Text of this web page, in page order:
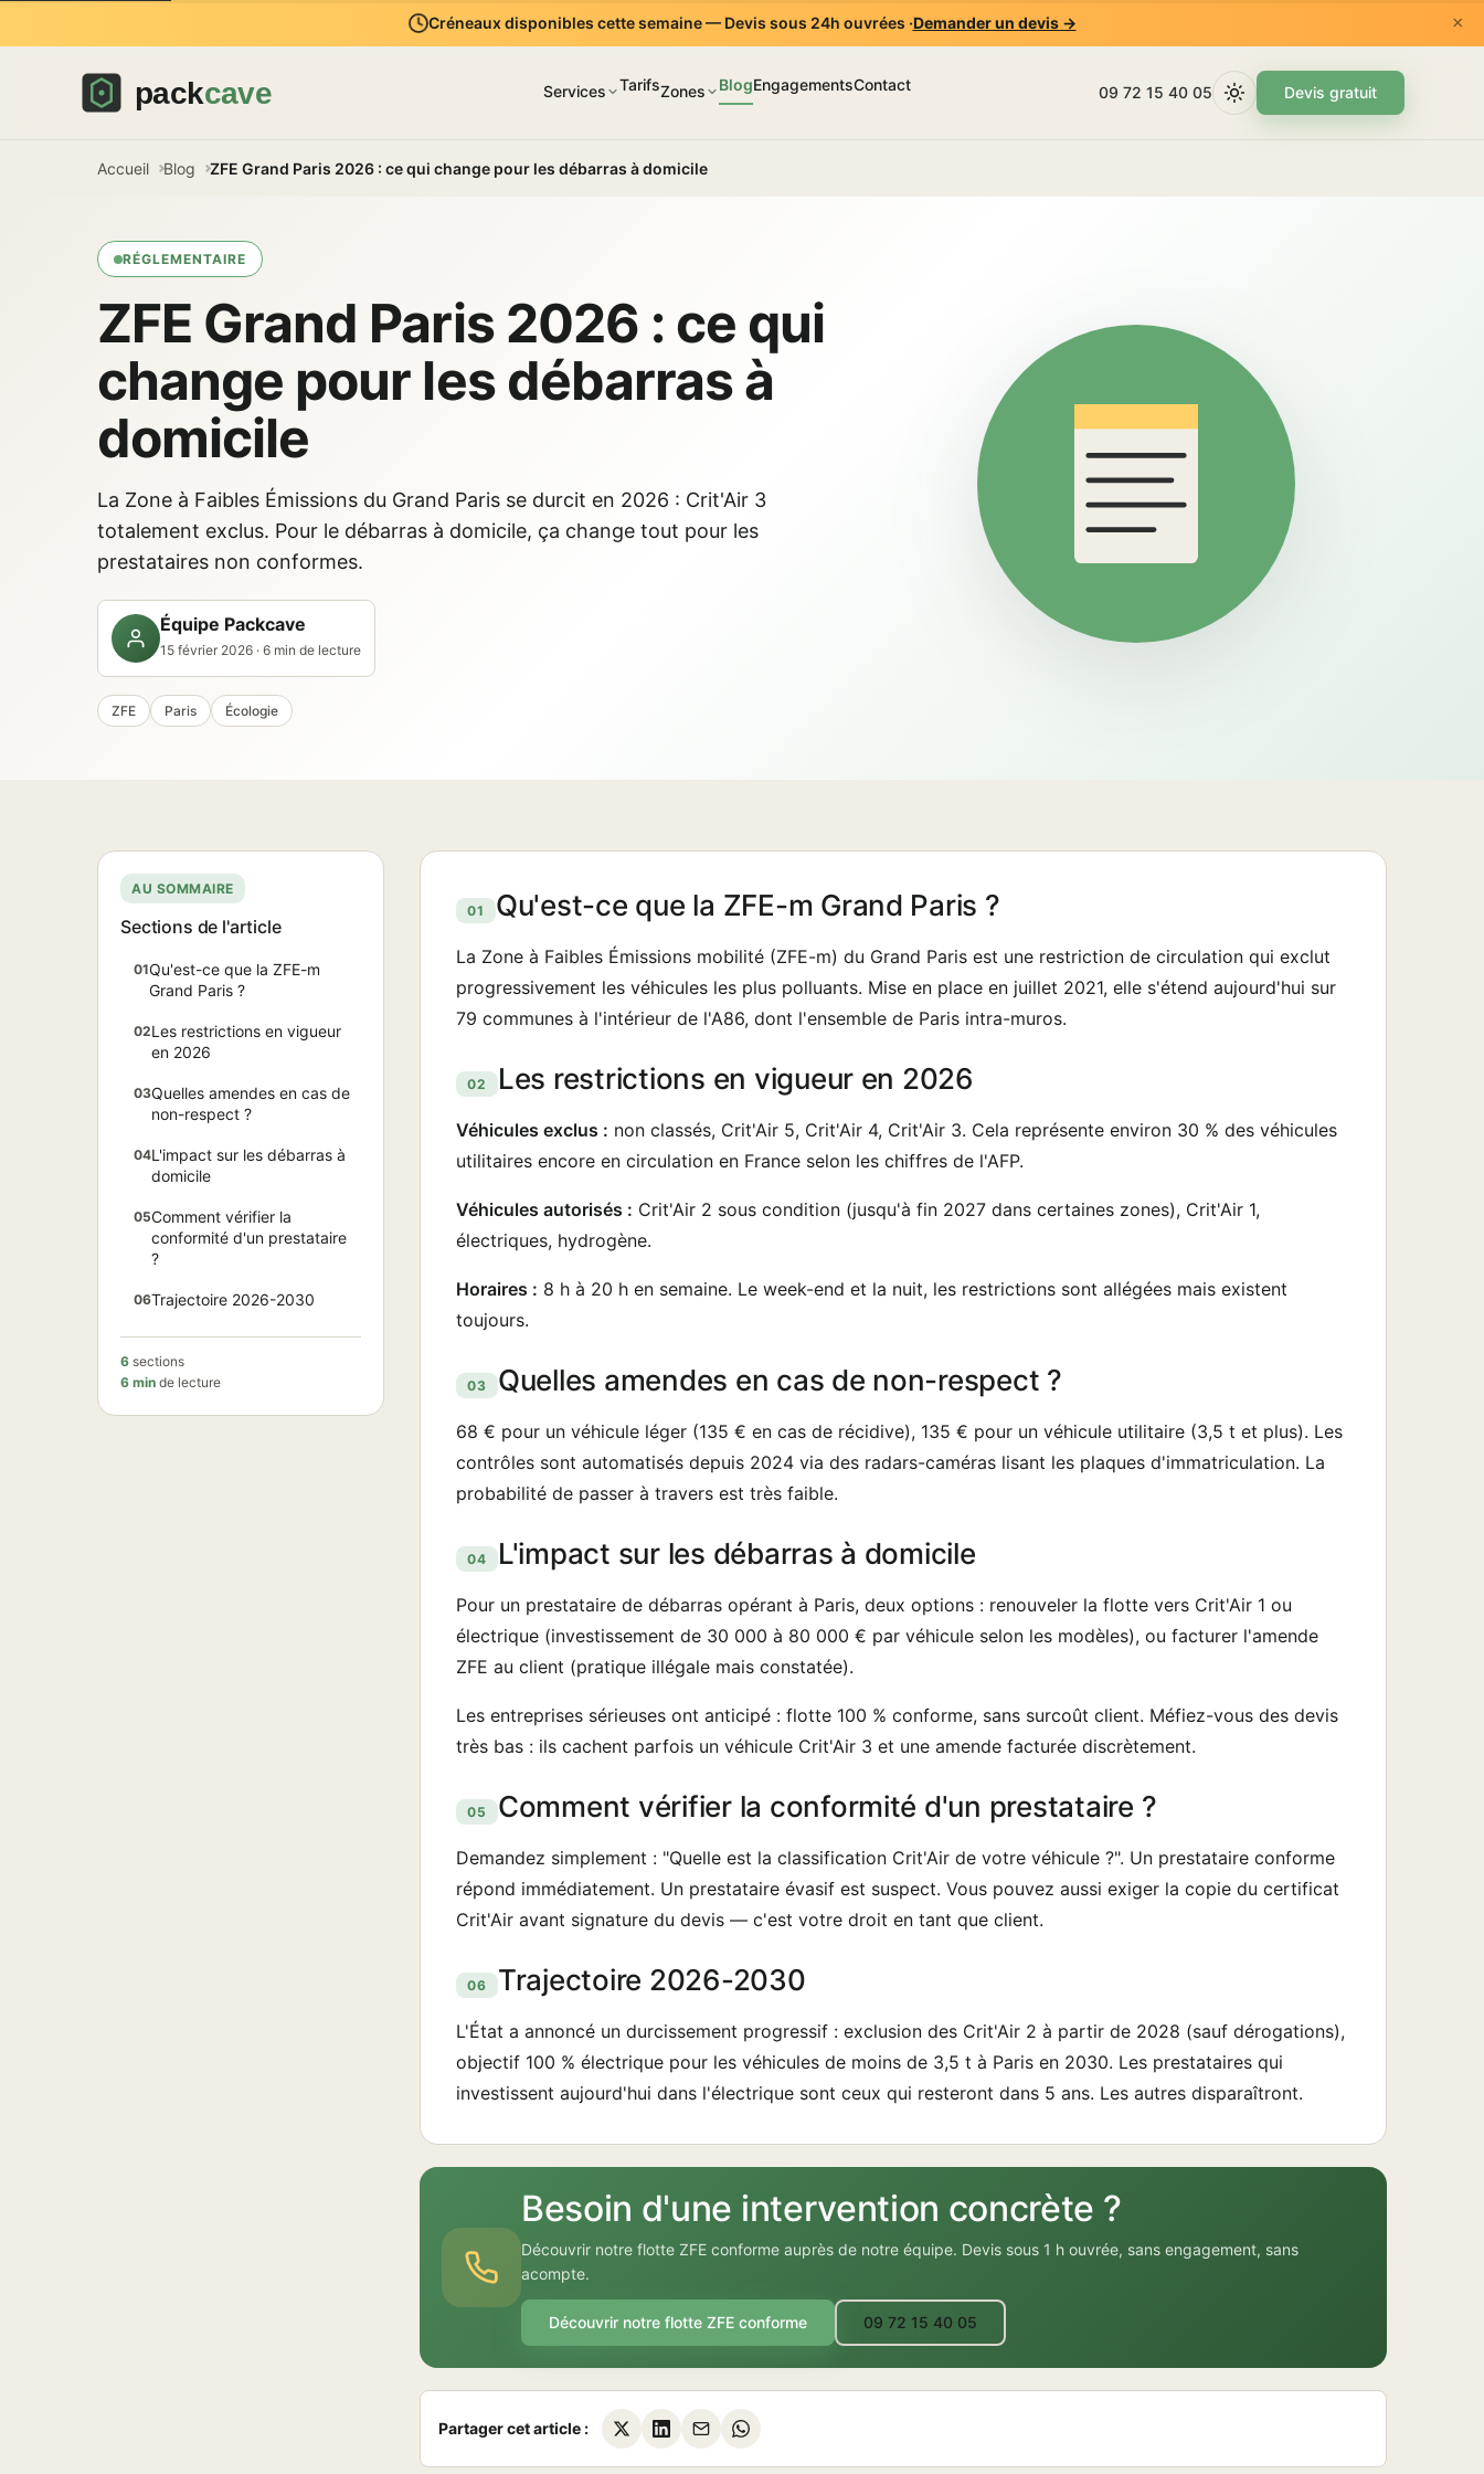
Créneaux disponibles cette semaine — Devis sous 24h ouvrées ·Demander un devis → ×
Services TarifsZones BlogEngagementsContact 09 72 15 40 05 Devis gratuit
Accueil Blog ZFE Grand Paris 2026 : ce qui change pour les débarras à domicile
RÉGLEMENTAIRE
ZFE Grand Paris 2026 : ce qui
change pour les débarras à
domicile
La Zone à Faibles Émissions du Grand Paris se durcit en 2026 : Crit'Air 3
totalement exclus. Pour le débarras à domicile, ça change tout pour les
prestataires non conformes.
Équipe Packcave
15 février 2026 · 6 min de lecture
ZFE Paris Écologie
AU SOMMAIRE
Sections de l'article
01Qu'est-ce que la ZFE-m
Grand Paris ?
02Les restrictions en vigueur
en 2026
03Quelles amendes en cas de
non-respect ?
04L'impact sur les débarras à
domicile
05Comment vérifier la
conformité d'un prestataire
?
06Trajectoire 2026-2030
6 sections
6 min de lecture
01 Qu'est-ce que la ZFE-m Grand Paris ?
La Zone à Faibles Émissions mobilité (ZFE-m) du Grand Paris est une restriction de circulation qui exclut
progressivement les véhicules les plus polluants. Mise en place en juillet 2021, elle s'étend aujourd'hui sur
79 communes à l'intérieur de l'A86, dont l'ensemble de Paris intra-muros.
02 Les restrictions en vigueur en 2026
Véhicules exclus : non classés, Crit'Air 5, Crit'Air 4, Crit'Air 3. Cela représente environ 30 % des véhicules
utilitaires encore en circulation en France selon les chiffres de l'AFP.
Véhicules autorisés : Crit'Air 2 sous condition (jusqu'à fin 2027 dans certaines zones), Crit'Air 1,
électriques, hydrogène.
Horaires : 8 h à 20 h en semaine. Le week-end et la nuit, les restrictions sont allégées mais existent
toujours.
03 Quelles amendes en cas de non-respect ?
68 € pour un véhicule léger (135 € en cas de récidive), 135 € pour un véhicule utilitaire (3,5 t et plus). Les
contrôles sont automatisés depuis 2024 via des radars-caméras lisant les plaques d'immatriculation. La
probabilité de passer à travers est très faible.
04 L'impact sur les débarras à domicile
Pour un prestataire de débarras opérant à Paris, deux options : renouveler la flotte vers Crit'Air 1 ou
électrique (investissement de 30 000 à 80 000 € par véhicule selon les modèles), ou facturer l'amende
ZFE au client (pratique illégale mais constatée).
Les entreprises sérieuses ont anticipé : flotte 100 % conforme, sans surcoût client. Méfiez-vous des devis
très bas : ils cachent parfois un véhicule Crit'Air 3 et une amende facturée discrètement.
05 Comment vérifier la conformité d'un prestataire ?
Demandez simplement : "Quelle est la classification Crit'Air de votre véhicule ?". Un prestataire conforme
répond immédiatement. Un prestataire évasif est suspect. Vous pouvez aussi exiger la copie du certificat
Crit'Air avant signature du devis — c'est votre droit en tant que client.
06 Trajectoire 2026-2030
L'État a annoncé un durcissement progressif : exclusion des Crit'Air 2 à partir de 2028 (sauf dérogations),
objectif 100 % électrique pour les véhicules de moins de 3,5 t à Paris en 2030. Les prestataires qui
investissent aujourd'hui dans l'électrique sont ceux qui resteront dans 5 ans. Les autres disparaîtront.
Besoin d'une intervention concrète ?
Découvrir notre flotte ZFE conforme auprès de notre équipe. Devis sous 1 h ouvrée, sans engagement, sans
acompte.
Découvrir notre flotte ZFE conforme 09 72 15 40 05
Partager cet article :